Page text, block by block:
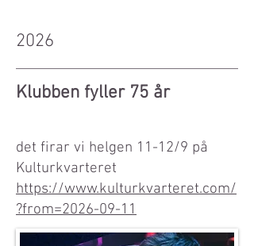
2026
Klubben fyller 75 år
det firar vi helgen 11-12/9 på
Kulturkvarteret
https://www.kulturkvarteret.com/
?from=2026-09-11